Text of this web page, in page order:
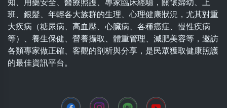
知、用藥安全、醫療照護、專家臨床經驗，關懷婦幼、上
班、銀髮、年輕各大族群的生理、心理健康狀況，尤其對重
大疾病（糖尿病、高血壓、心臟病、各種癌症、慢性疾病
等）、養生保健、營養攝取、體重管理、減肥美容等，邀訪
各類專家做正確、客觀的剖析與分享，是民眾獲取健康照護
的最佳資訊平台。